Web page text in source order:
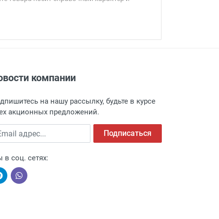
г. Москва, Переведеновский
о поступлении товара.
пункт выдачи, чтобы избежать
компании
на нашу рассылку, будьте в курсе
акционных предложений.
адрес Подписаться
в соц. сетях: